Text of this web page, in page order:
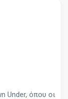
Under, όπου οι